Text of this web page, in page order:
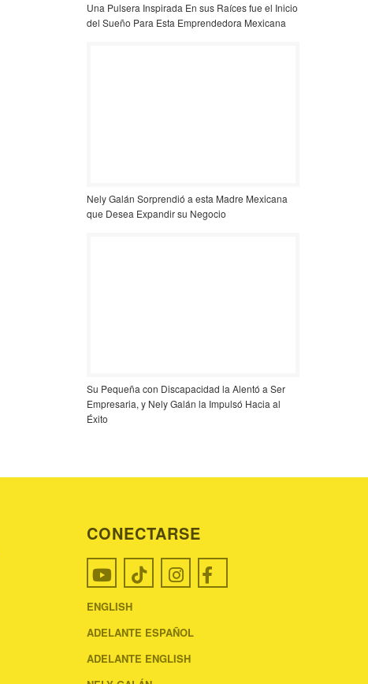
Una Pulsera Inspirada En sus Raíces fue el Inicio
del Sueño Para Esta Emprendedora Mexicana
Nely Galán Sorprendió a esta Madre Mexicana
que Desea Expandir su Negocio
Su Pequeña con Discapacidad la Alentó a Ser
Empresaria, y Nely Galán la Impulsó Hacia al
Éxito
CONECTARSE
ENGLISH
ADELANTE ESPAÑOL
ADELANTE ENGLISH